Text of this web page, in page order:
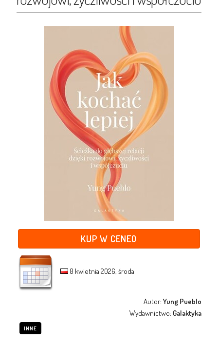
KUP W CENEO
8 kwietnia 2026, środa
Autor:Yung Pueblo
Wydawnictwo: Galaktyka
INNE